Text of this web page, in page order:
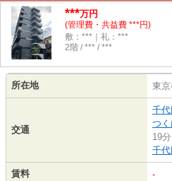
***万円
(管理費・共益費 ***円)
敷：***｜礼：***
2階 / *** / ***
所在地 東
交通
千
つ
19分
千
賃料 -